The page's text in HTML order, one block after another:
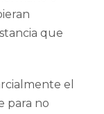
que
el
para no